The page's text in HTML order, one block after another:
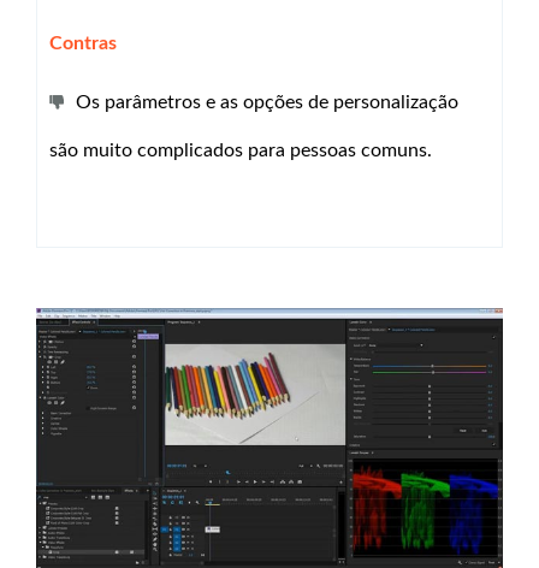
Contras
Os parâmetros e as opções de personalização
são muito complicados para pessoas comuns.